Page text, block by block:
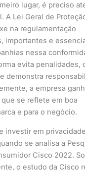
lugar, é preciso
A Lei Geral de
na regulamentação
importantes e
nessa
evita penalidades,
demonstra
a empresa
se reflete em boa
e para o negócio.
investir em
se analisa a
Cisco 2022.
o estudo da Cisco